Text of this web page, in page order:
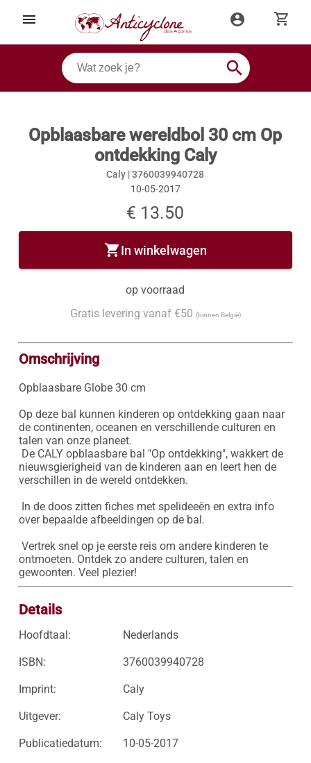
menu account_circle shopping_cart
search
Opblaasbare wereldbol 30 cm Op
ontdekking Caly
Caly |3760039940728
10-05-2017
€ 13.50
shopping_cartIn winkelwagen
op voorraad
Gratis levering vanaf €50 (binnen België)
Omschrijving
Opblaasbare Globe 30 cm
Op deze bal kunnen kinderen op ontdekking gaan naar
de continenten, oceanen en verschillende culturen en
talen van onze planeet.
nieuwsgierigheid van de kinderen aan en leert hen de
verschillen in de wereld ontdekken.
over bepaalde afbeeldingen op de bal.
ontmoeten. Ontdek zo andere culturen, talen en
gewoonten. Veel plezier!
Details
Hoofdtaal: Nederlands
ISBN: 3760039940728
Imprint: Caly
Uitgever: Caly Toys
Publicatiedatum: 10-05-2017